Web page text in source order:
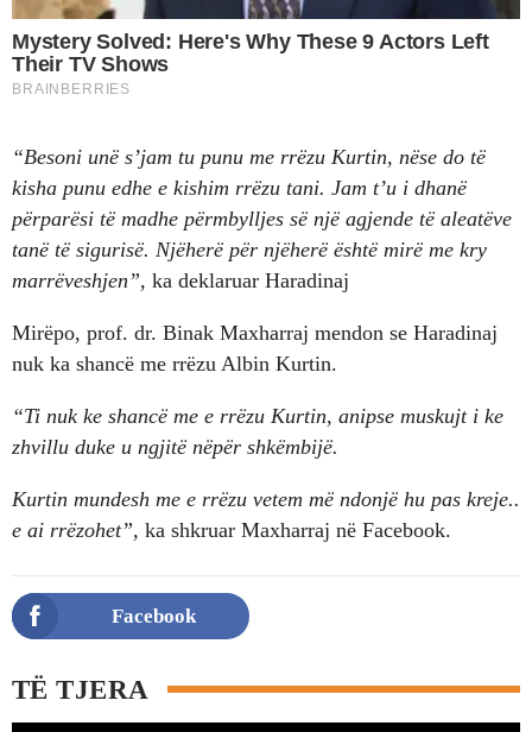
“Besoni unë s’jam tu punu me rrëzu Kurtin, nëse do të
kisha punu edhe e kishim rrëzu tani. Jam t’u i dhanë
përparësi të madhe përmbylljes së një agjende të aleatëve
tanë të sigurisë. Njëherë për njëherë është mirë me kry
marrëveshjen”, ka deklaruar Haradinaj
Mirëpo, prof. dr. Binak Maxharraj mendon se Haradinaj
nuk ka shancë me rrëzu Albin Kurtin.
“Ti nuk ke shancë me e rrëzu Kurtin, anipse muskujt i ke
zhvillu duke u ngjitë nëpër shkëmbijë.
Kurtin mundesh me e rrëzu vetem më ndonjë hu pas kreje..
e ai rrëzohet”, ka shkruar Maxharraj në Facebook.
Facebook
TË TJERA